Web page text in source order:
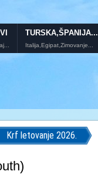
TURSKA,ŠPANIJA...
Italija,Egipat,Zimovanje...
Krf letovanje 2026.